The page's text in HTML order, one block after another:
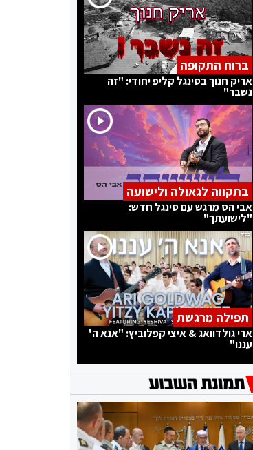
ברוח התקופה
אריק חנוך בסינגל קליפ יחודי: "זה
נשבר"
בתקווה לגאולה ולישועה
אבי הס מרגש עם סינגל חדש:
"לישועתך"
תפילה מרגשת
ארי גולדוואג & איצי קפלוביץ: "אנא ה'
עננו"